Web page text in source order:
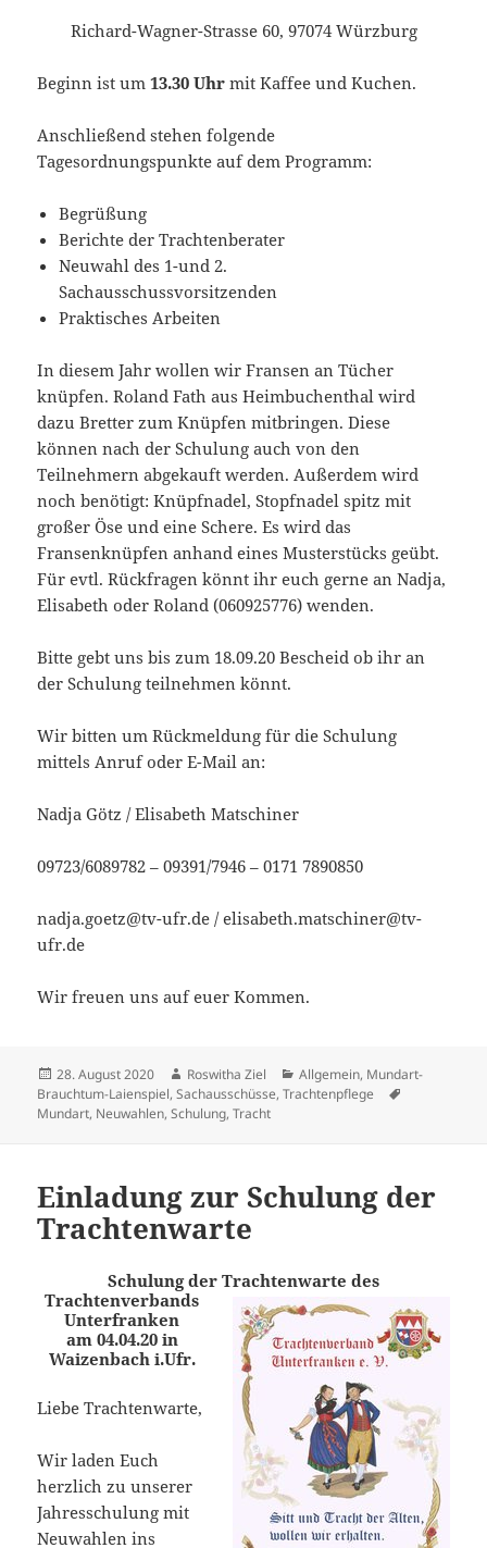
Richard-Wagner-Strasse 60, 97074 Würzburg
Beginn ist um13.30 Uhr mit Kaffee und Kuchen.
Anschließend stehen folgende
Tagesordnungspunkte auf dem Programm:
Begrüßung
Berichte der Trachtenberater
Neuwahl des 1-und 2.
Sachausschussvorsitzenden
Praktisches Arbeiten
In diesem Jahr wollen wir Fransen an Tücher
knüpfen. Roland Fath aus Heimbuchenthal wird
dazu Bretter zum Knüpfen mitbringen. Diese
können nach der Schulung auch von den
Teilnehmern abgekauft werden. Außerdem wird
noch benötigt: Knüpfnadel, Stopfnadel spitz mit
großer Öse und eine Schere. Es wird das
Fransenknüpfen anhand eines Musterstücks geübt.
Für evtl. Rückfragen könnt ihr euch gerne an Nadja,
Elisabeth oder Roland (060925776) wenden.
Bitte gebt uns bis zum 18.09.20 Bescheid ob ihr an
der Schulung teilnehmen könnt.
Wir bitten um Rückmeldung für die Schulung
mittels Anruf oder E-Mail an:
Nadja Götz / Elisabeth Matschiner
09723/6089782 – 09391/7946 – 0171 7890850
nadja.goetz@tv-ufr.de / elisabeth.matschiner@tv-
ufr.de
Wir freuen uns auf euer Kommen.
Veröffentlicht
am
28. August 2020 Autor
Roswitha Ziel Kategorien
Allgemein, Mundart-
Brauchtum-Laienspiel,Sachausschüsse,Trachtenpflege
Mundart, Neuwahlen,Schulung,Tracht
Einladung zur Schulung der
Trachtenwarte
Schulung der Trachtenwarte des
Trachtenverbands
Unterfranken
am 04.04.20 in
Waizenbach i.Ufr.
Liebe Trachtenwarte,
Wir laden Euch
herzlich zu unserer
Jahresschulung mit
Neuwahlen ins